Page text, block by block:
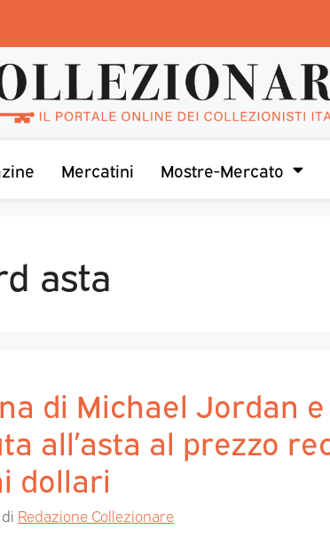
Mercatini Mostre-Mercato
asta
di Michael Jordan
all’asta al prezzo
dollari
di Redazione Collezionare